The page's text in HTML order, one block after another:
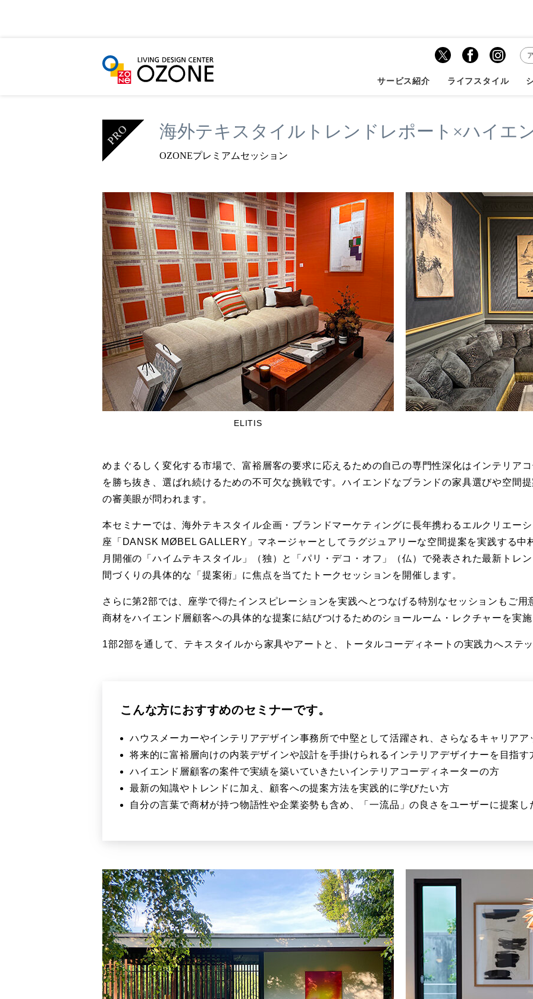
サービス紹介 ライフスタイル
HOME イベント＆ニュース プロフェッショナル向けセミナー 一覧
海外テキスタイルトレンドレポート×ハイエ
OZONEプレミアムセッション
ELITIS
めまぐるしく変化する市場で、富裕層客の要求に応えるための自己の専門性深化はインテリア
を勝ち抜き、選ばれ続けるための不可欠な挑戦です。ハイエンドなブランドの家具選びや空間
の審美眼が問われます。
本セミナーでは、海外テキスタイル企画・ブランドマーケティングに長年携わるエルクリエー
座「DANSK MØBEL GALLERY」マネージャーとしてラグジュアリーな空間提案を実践する中
月開催の「ハイムテキスタイル」（独）と「パリ・デコ・オフ」（仏）で発表された最新トレ
間づくりの具体的な「提案術」に焦点を当てたトークセッションを開催します。
さらに第2部では、座学で得たインスピレーションを実践へとつなげる特別なセッションもご
商材をハイエンド層顧客への具体的な提案に結びつけるためのショールーム・レクチャーを実
1部2部を通して、テキスタイルから家具やアートと、トータルコーディネートの実践力へステ
こんな方におすすめのセミナーです。
ハウスメーカーやインテリアデザイン事務所で中堅として活躍され、さらなるキャリアア
将来的に富裕層向けの内装デザインや設計を手掛けられるインテリアデザイナーを目指す
ハイエンド層顧客の案件で実績を築いていきたいインテリアコーディネーターの方
最新の知識やトレンドに加え、顧客への提案方法を実践的に学びたい方
自分の言葉で商材が持つ物語性や企業姿勢も含め、「一流品」の良さをユーザーに提案し